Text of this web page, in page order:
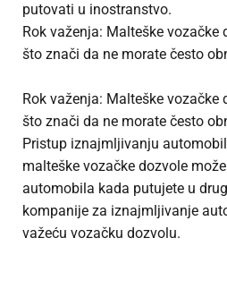
putovati u inostranstvo.
Rok važenja: Malteške vozačke
što znači da ne morate često
Rok važenja: Malteške vozačke
što znači da ne morate često
Pristup iznajmljivanju
malteške vozačke dozvole
automobila kada putujete u
kompanije za iznajmljivanje
važeću vozačku dozvolu.